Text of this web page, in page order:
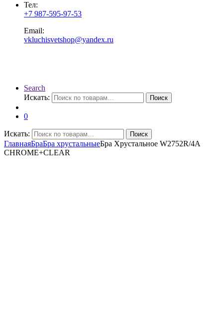
Тел:
+7 987-595-97-53
Email:
vkluchisvetshop@yandex.ru
Search
Искать:
Поиск
0
Искать: Поиск
ГлавнаяБраБра хрустальныеБра Хрустальное W2752R/4A
CHROME+CLEAR